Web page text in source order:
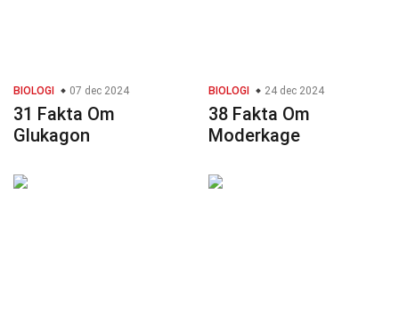
BIOLOGI 07 dec 2024
31 Fakta Om
Glukagon
BIOLOGI 24 dec 2024
38 Fakta Om
Moderkage